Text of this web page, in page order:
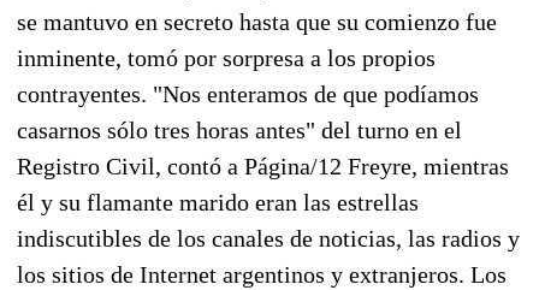
se mantuvo en secreto hasta que su comienzo fue
inminente, tomó por sorpresa a los propios
contrayentes. "Nos enteramos de que podíamos
casarnos sólo tres horas antes" del turno en el
Registro Civil, contó a Página/12 Freyre, mientras
él y su flamante marido eran las estrellas
indiscutibles de los canales de noticias, las radios y
los sitios de Internet argentinos y extranjeros. Los